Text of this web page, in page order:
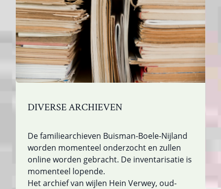
DIVERSE ARCHIEVEN
De familiearchieven Buisman-Boele-Nijland
worden momenteel onderzocht en zullen
online worden gebracht. De inventarisatie is
momenteel lopende.
Het archief van wijlen Hein Verwey, oud-